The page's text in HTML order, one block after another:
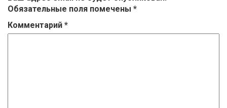
Обязательные поля помечены *
Комментарий *